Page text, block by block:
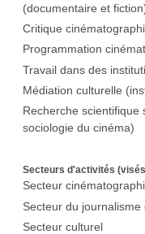
(documentaire et
Critique
Programmation
Travail dans des
Médiation culturelle
Recherche scientifique
sociologie du cinéma)
Secteurs d'activités
Secteur
Secteur du
Secteur culturel